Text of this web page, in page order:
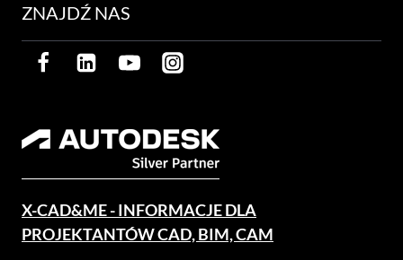
ZNAJDŹ NAS
X-CAD&ME - INFORMACJE DLA
PROJEKTANTÓW CAD, BIM, CAM